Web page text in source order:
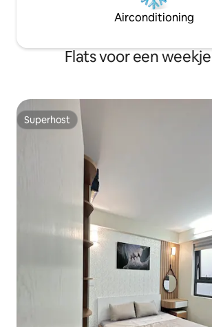
Airconditioning
Flats voor een
Superhost
Superhost